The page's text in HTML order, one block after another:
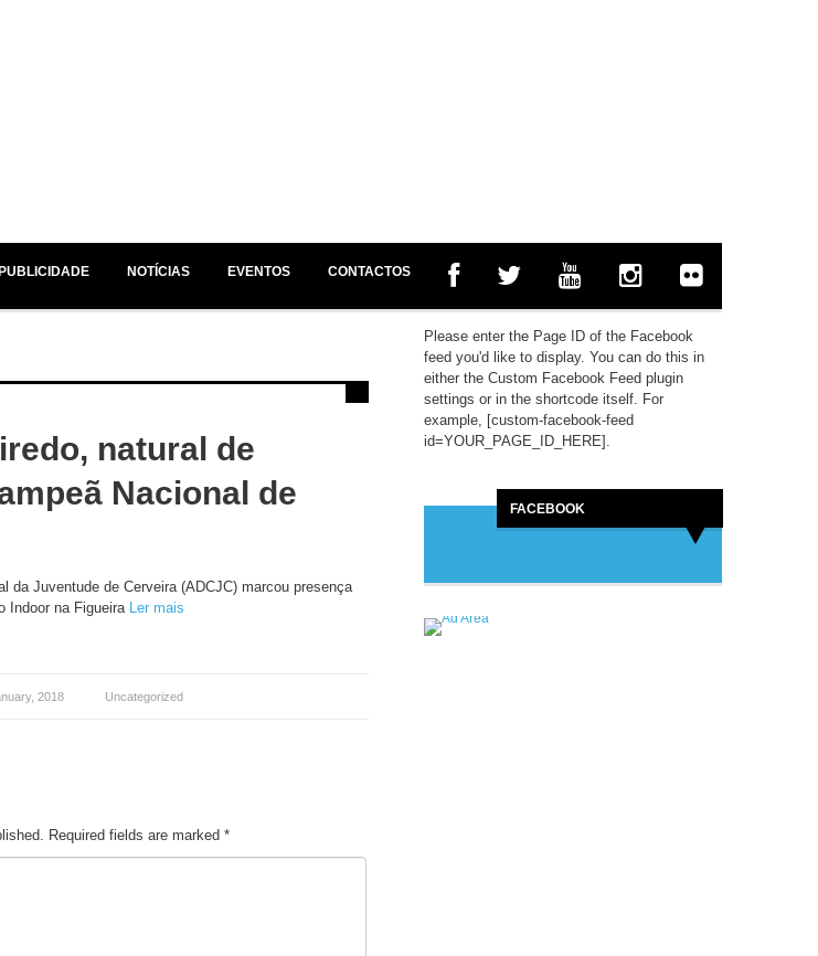
PUBLICIDADE NOTÍCIAS EVENTOS CONTACTOS
natural de
Nacional de
da Juventude de Cerveira (ADCJC) marcou presença
Indoor na Figueira Ler mais
2018 Uncategorized
Required fields are marked *
Please enter the Page ID of the Facebook
feed you'd like to display. You can do this in
either the Custom Facebook Feed plugin
settings or in the shortcode itself. For
example, [custom-facebook-feed
id=YOUR_PAGE_ID_HERE].
FACEBOOK